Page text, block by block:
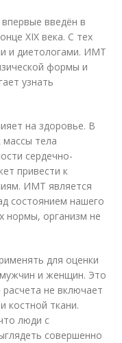
введён в
XIX века. С тех
и диетологами. ИМТ
формы и
узнать
на здоровье. В
массы тела
сердечно-
привести к
ИМТ является
состоянием нашего
нормы, организм не
для оценки
и женщин. Это
не включает
костной ткани.
люди с
совершенно